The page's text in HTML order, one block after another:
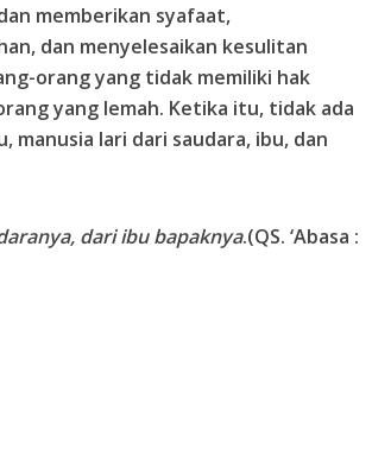
memberikan syafaat,
dan menyelesaikan kesulitan
orang yang tidak memiliki hak
yang lemah. Ketika itu, tidak ada
lari dari saudara, ibu, dan
dari ibu bapaknya.(QS. ‘Abasa :